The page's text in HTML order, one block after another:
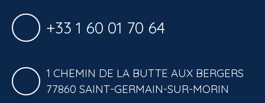
+33 1 60 01 70 64
1 CHEMIN DE LA BUTTE AUX BERGERS
77860 SAINT-GERMAIN-SUR-MORIN